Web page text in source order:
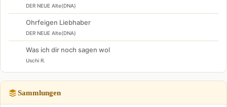
DER NEUE Alte(DNA)
Ohrfeigen Liebhaber
DER NEUE Alte(DNA)
Was ich dir noch sagen wol
Uschi R.
Sammlungen